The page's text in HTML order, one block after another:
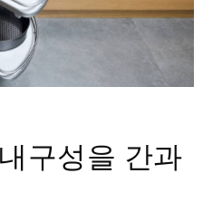
구성을 간과